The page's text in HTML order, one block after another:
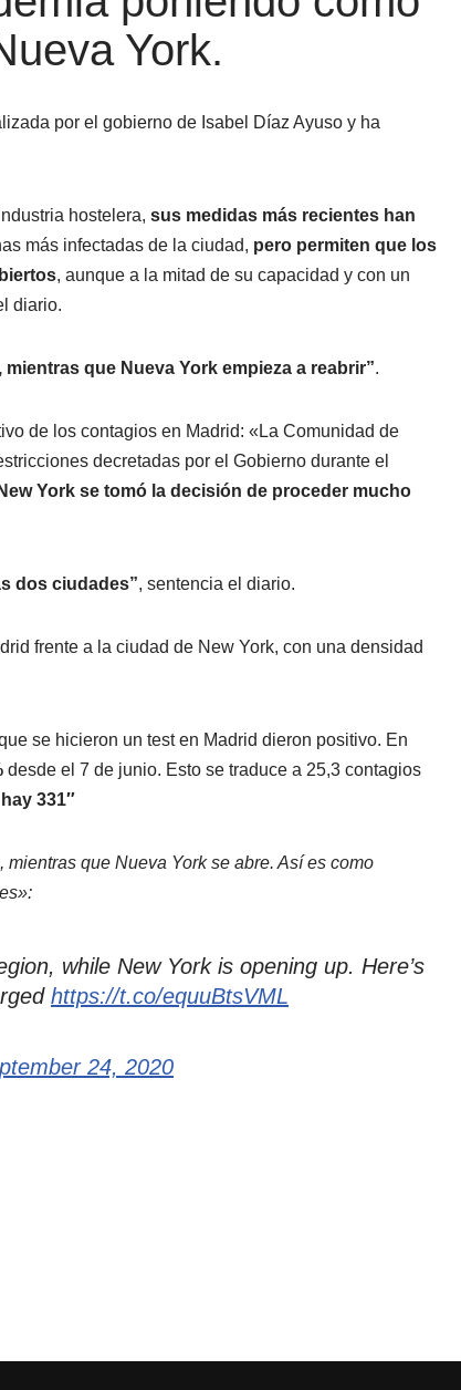
York.
por el gobierno de Isabel Díaz Ayuso y ha
hostelera, sus medidas más recientes han
más infectadas de la ciudad, pero permiten que los
, aunque a la mitad de su capacidad y con un
diario.
que Nueva York empieza a reabrir”.
de los contagios en Madrid: «La Comunidad de
decretadas por el Gobierno durante el
York se tomó la decisión de proceder mucho
dos ciudades”, sentencia el diario.
frente a la ciudad de New York, con una densidad
se hicieron un test en Madrid dieron positivo. En
desde el 7 de junio. Esto se traduce a 25,3 contagios
331″
que Nueva York se abre. Así es como
while New York is opening up. Here’s
https://t.co/equuBtsVML
24, 2020